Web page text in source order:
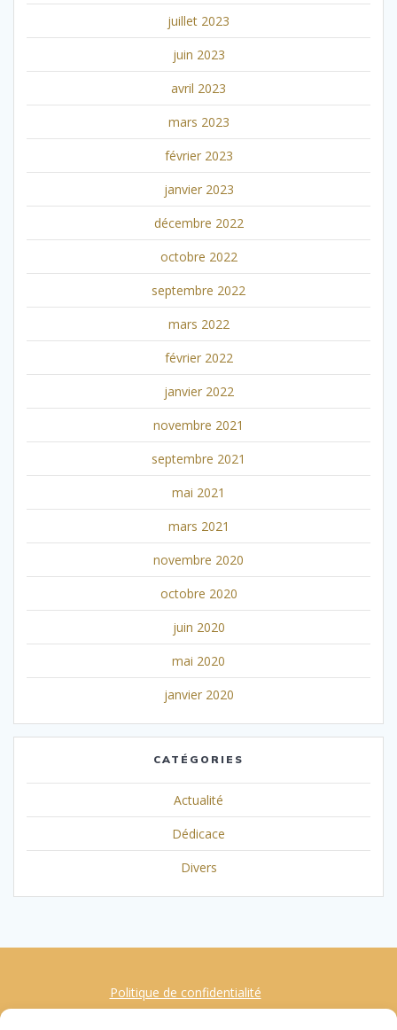
juillet 2023
juin 2023
avril 2023
mars 2023
février 2023
janvier 2023
décembre 2022
octobre 2022
septembre 2022
mars 2022
février 2022
janvier 2022
novembre 2021
septembre 2021
mai 2021
mars 2021
novembre 2020
octobre 2020
juin 2020
mai 2020
janvier 2020
CATÉGORIES
Actualité
Dédicace
Divers
Politique de confidentialité